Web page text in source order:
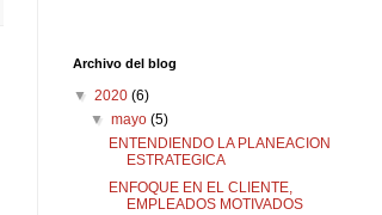
Archivo del blog
▼ 2020 (6)
▼mayo(5)
ENTENDIENDO LA PLANEACION
ESTRATEGICA
ENFOQUE EN EL CLIENTE,
EMPLEADOS MOTIVADOS